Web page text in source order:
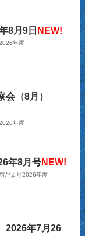
8月9日 NEW!
年度
会（8月）
年度
年8月号NEW!
だより2026年度
2026年7月26